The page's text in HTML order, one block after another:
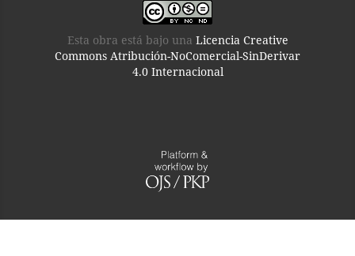
Esta obra está bajo una Licencia Creative
Commons Atribución-NoComercial-SinDerivar
4.0 Internacional